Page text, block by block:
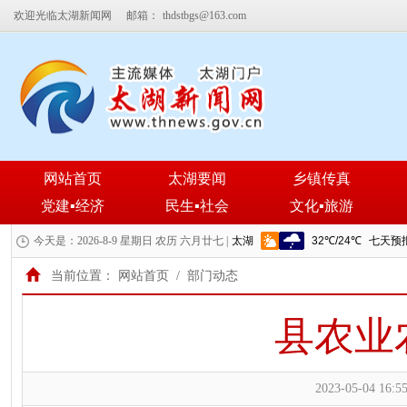
欢迎光临太湖新闻网 邮箱： thdstbgs@163.com
网站首页 太湖要闻
乡镇传真
党建▪经济
民生▪社会 文化▪旅游
今天是：2026-8-9 星期日 农历 六月廿七 |
当前位置： 网站首页 / 部门动态
县农业
2023-05-04